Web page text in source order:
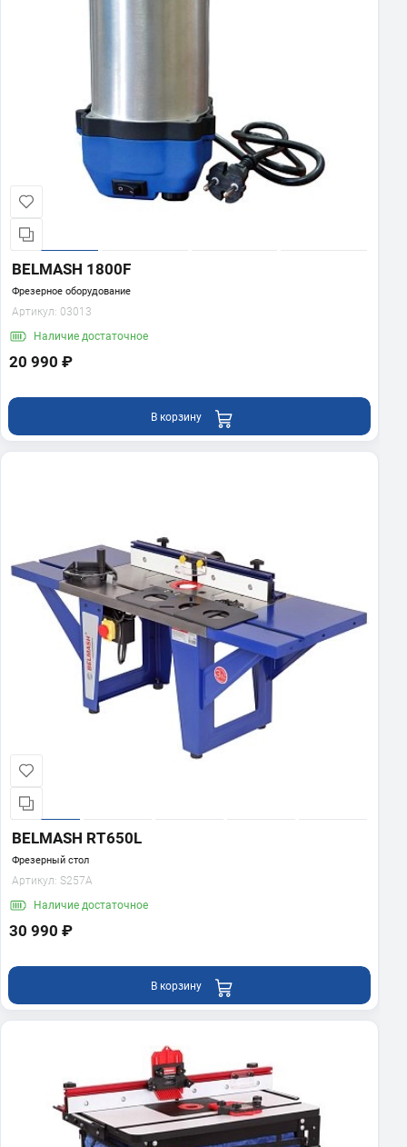
BELMASH 1800F
Фрезерное оборудование
Артикул: 03013
Наличие достаточное
20 990 ₽
В корзину
BELMASH RT650L
Фрезерный стол
Артикул: S257A
Наличие достаточное
30 990 ₽
В корзину